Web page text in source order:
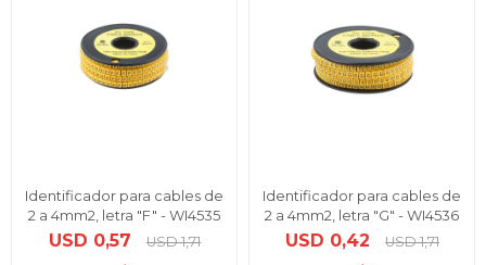
Identificador para cables de
2 a 4mm2, letra "F" - WI4535
USD 0,57 USD 1,71
Identificador para cables de
2 a 4mm2, letra "G" - WI4536
USD 0,42 USD 1,71